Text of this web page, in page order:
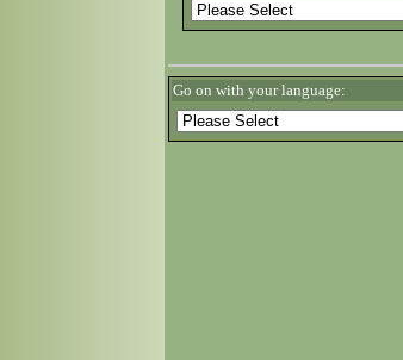
Go on with your language: